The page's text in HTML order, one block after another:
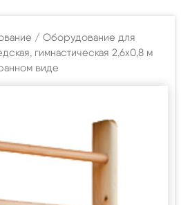
/ Оборудование для
гимнастическая 2,6х0,8 м
виде